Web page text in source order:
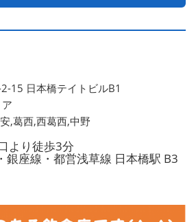
15 日本橋テイトビルB1
,葛西,西葛西,中野
より徒歩3分
銀座線・都営浅草線 日本橋駅 B3